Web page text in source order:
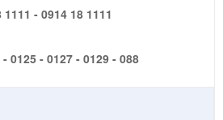
- 0914 18 1111
0125 - 0127 - 0129 - 088